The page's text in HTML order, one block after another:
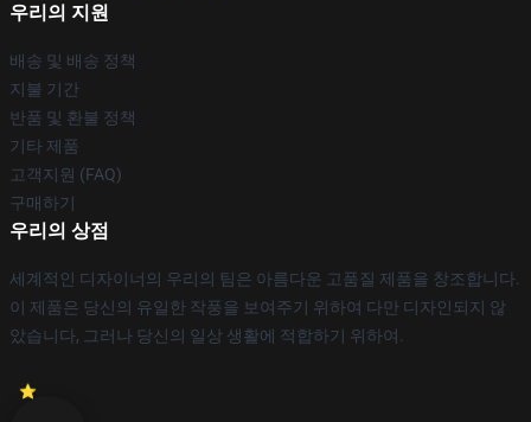
우리의 지원
배송 및 배송 정책
지불 기간
반품 및 환불 정책
기타 제품
고객지원 (FAQ)
구매하기
우리의 상점
세계적인 디자이너의 우리의 팀은 아름다운 고품질 제품을 창조합니다.
이 제품은 당신의 유일한 작풍을 보여주기 위하여 다만 디자인되지 않
았습니다, 그러나 당신의 일상 생활에 적합하기 위하여.